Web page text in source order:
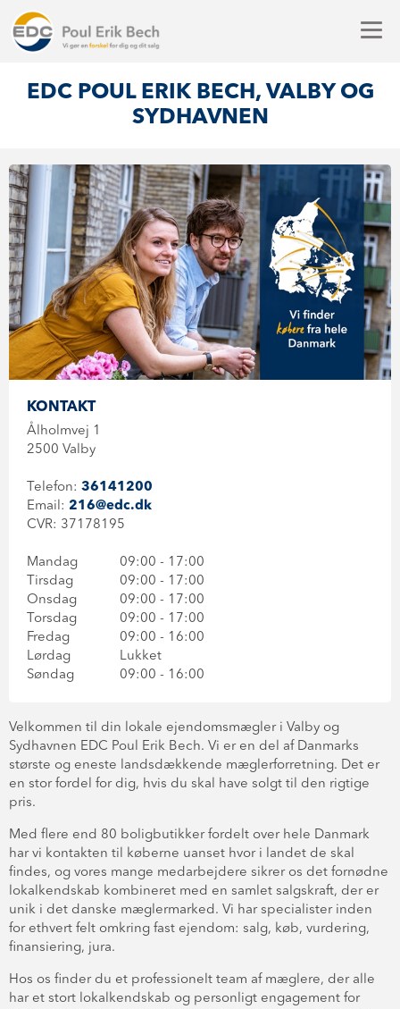
EDC POUL ERIK BECH, VALBY OG
SYDHAVNEN
KONTAKT
Ålholmvej 1
2500 Valby
Telefon: 36141200
Email: 216@edc.dk
CVR: 37178195
Mandag
09:00 - 17:00
Tirsdag
09:00 - 17:00
Onsdag
09:00 - 17:00
Torsdag
09:00 - 17:00
Fredag
09:00 - 16:00
Lørdag
Lukket
Søndag
09:00 - 16:00
Velkommen til din lokale ejendomsmægler i Valby og
Sydhavnen EDC Poul Erik Bech. Vi er en del af Danmarks
største og eneste landsdækkende mæglerforretning. Det er
en stor fordel for dig, hvis du skal have solgt til den rigtige
pris.
Med flere end 80 boligbutikker fordelt over hele Danmark
har vi kontakten til køberne uanset hvor i landet de skal
findes, og vores mange medarbejdere sikrer os det fornødne
lokalkendskab kombineret med en samlet salgskraft, der er
unik i det danske mæglermarked. Vi har specialister inden
for ethvert felt omkring fast ejendom: salg, køb, vurdering,
finansiering, jura.
Hos os finder du et professionelt team af mæglere, der alle
har et stort lokalkendskab og personligt engagement for